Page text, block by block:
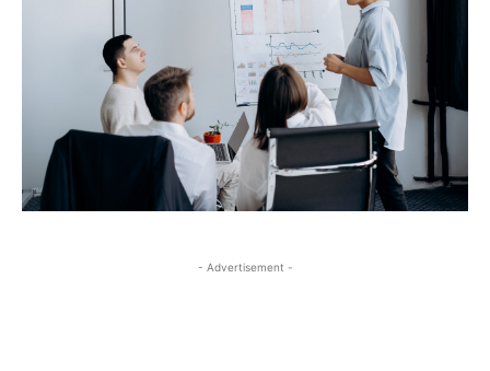
- Advertisement -